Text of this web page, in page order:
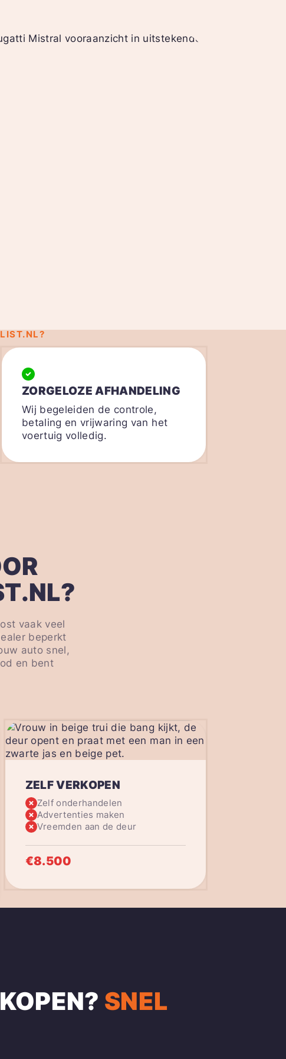
ZORGELOZE AFHANDELING
Wij begeleiden de controle,
betaling en vrijwaring van het
voertuig volledig.
vaak veel
beperkt
auto snel,
en bent
ZELF VERKOPEN
Zelf onderhandelen
Advertenties maken
Vreemden aan de deur
€8.500
SNEL